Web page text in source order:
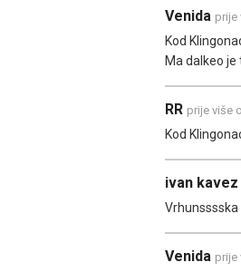
Venida prije
Kod
Ma dalkeo je
RR prije više
Kod
ivan kavez
Venida prije